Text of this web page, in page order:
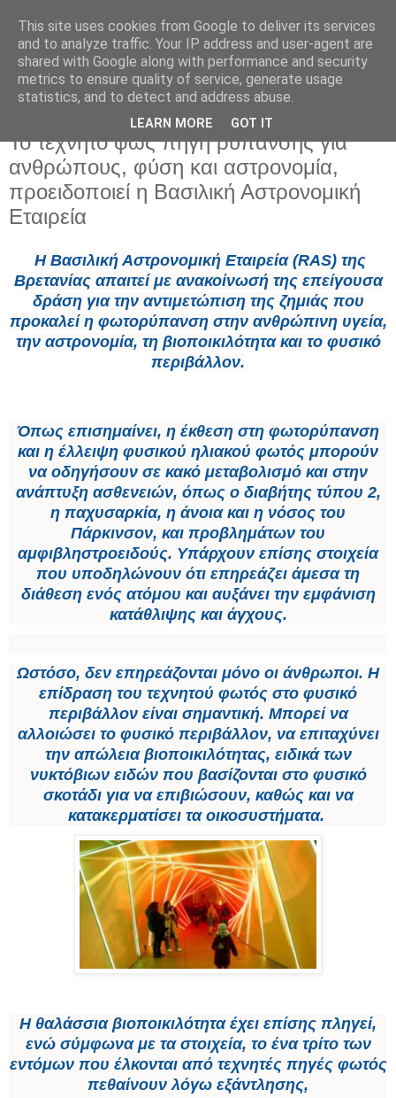
Δευτέρα 25 Μαΐου 2026
Το τεχνητό φως πηγή ρύπανσης για
ανθρώπους, φύση και αστρονομία,
προειδοποιεί η Βασιλική Αστρονομική
Εταιρεία
Η Βασιλική Αστρονομική Εταιρεία (RAS) της
Βρετανίας απαιτεί με ανακοίνωσή της επείγουσα
δράση για την αντιμετώπιση της ζημιάς που
προκαλεί η φωτορύπανση στην ανθρώπινη υγεία,
την αστρονομία, τη βιοποικιλότητα και το φυσικό
περιβάλλον.
Όπως επισημαίνει, η έκθεση στη φωτορύπανση
και η έλλειψη φυσικού ηλιακού φωτός μπορούν
να οδηγήσουν σε κακό μεταβολισμό και στην
ανάπτυξη ασθενειών, όπως ο διαβήτης τύπου 2,
η παχυσαρκία, η άνοια και η νόσος του
Πάρκινσον, και προβλημάτων του
αμφιβληστροειδούς. Υπάρχουν επίσης στοιχεία
που υποδηλώνουν ότι επηρεάζει άμεσα τη
διάθεση ενός ατόμου και αυξάνει την εμφάνιση
κατάθλιψης και άγχους.
Ωστόσο, δεν επηρεάζονται μόνο οι άνθρωποι. Η
επίδραση του τεχνητού φωτός στο φυσικό
περιβάλλον είναι σημαντική. Μπορεί να
αλλοιώσει το φυσικό περιβάλλον, να επιταχύνει
την απώλεια βιοποικιλότητας, ειδικά των
νυκτόβιων ειδών που βασίζονται στο φυσικό
σκοτάδι για να επιβιώσουν, καθώς και να
κατακερματίσει τα οικοσυστήματα.
Η θαλάσσια βιοποικιλότητα έχει επίσης πληγεί,
ενώ σύμφωνα με τα στοιχεία, το ένα τρίτο των
εντόμων που έλκονται από τεχνητές πηγές φωτός
πεθαίνουν λόγω εξάντλησης,
This site uses cookies from Google to deliver its services
and to analyze traffic. Your IP address and user-agent are
shared with Google along with performance and security
metrics to ensure quality of service, generate usage
statistics, and to detect and address abuse.
LEARN MORE GOT IT